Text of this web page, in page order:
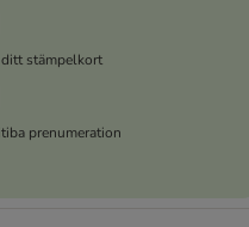
stämpelkort
prenumeration